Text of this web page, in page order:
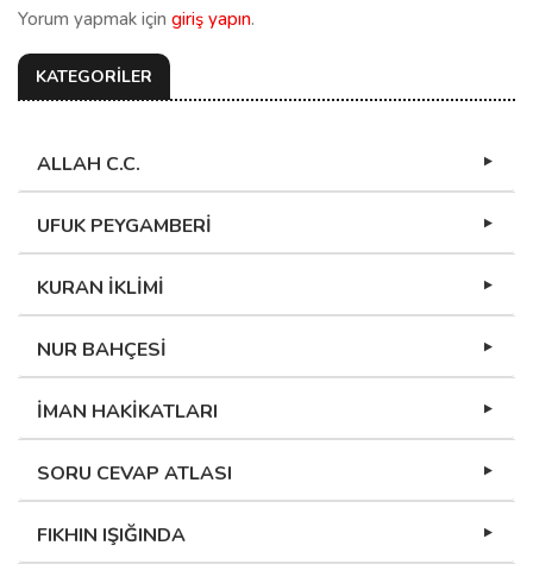
Yorum yapmak için giriş yapın.
KATEGORİLER
ALLAH C.C.
UFUK PEYGAMBERİ
KURAN İKLİMİ
NUR BAHÇESİ
İMAN HAKİKATLARI
SORU CEVAP ATLASI
FIKHIN IŞIĞINDA